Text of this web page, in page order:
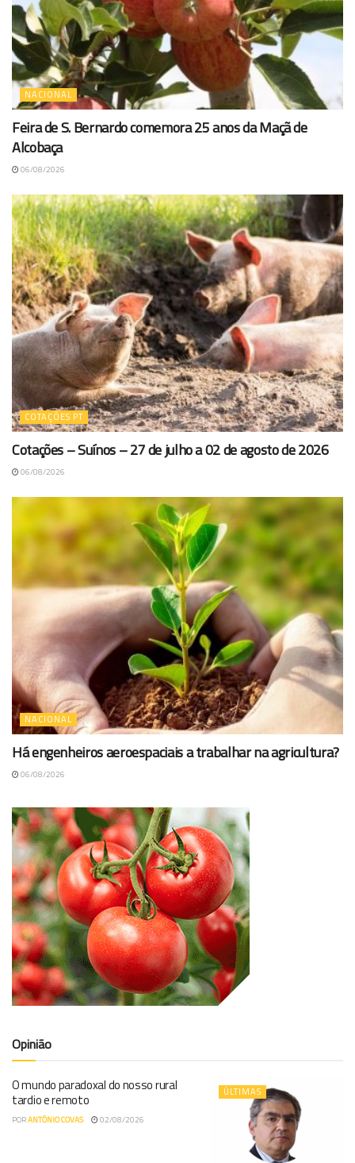
NACIONAL
Feira de S. Bernardo comemora 25 anos da Maçã de
Alcobaça
06/08/2026
COTAÇÕES PT
Cotações – Suínos – 27 de julho a 02 de agosto de 2026
06/08/2026
NACIONAL
Há engenheiros aeroespaciais a trabalhar na agricultura?
06/08/2026
Opinião
ÚLTIMAS
O mundo paradoxal do nosso rural
tardio e remoto
PORANTÓNIO COVAS 02/08/2026